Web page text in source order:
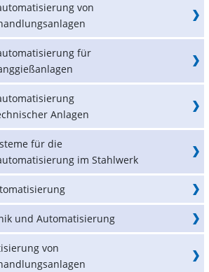
von
für
Anlagen
für die
im Stahlwerk
und Automatisierung
von